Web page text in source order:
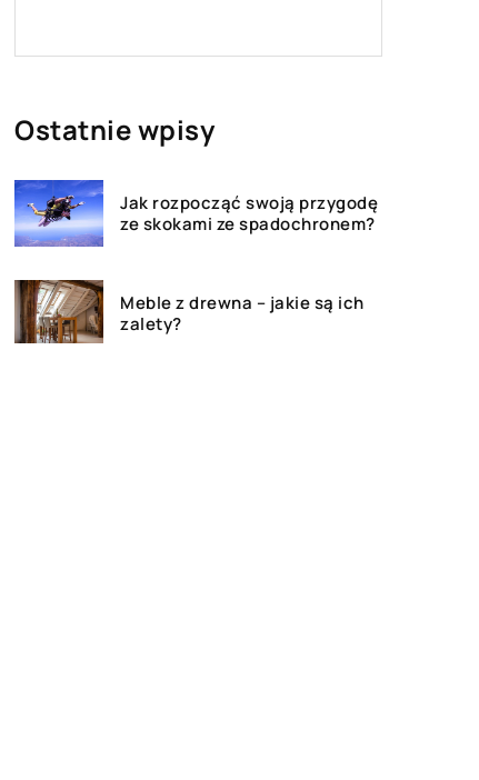
Ostatnie wpisy
Jak rozpocząć swoją przygodę
ze skokami ze spadochronem?
Meble z drewna – jakie są ich
zalety?